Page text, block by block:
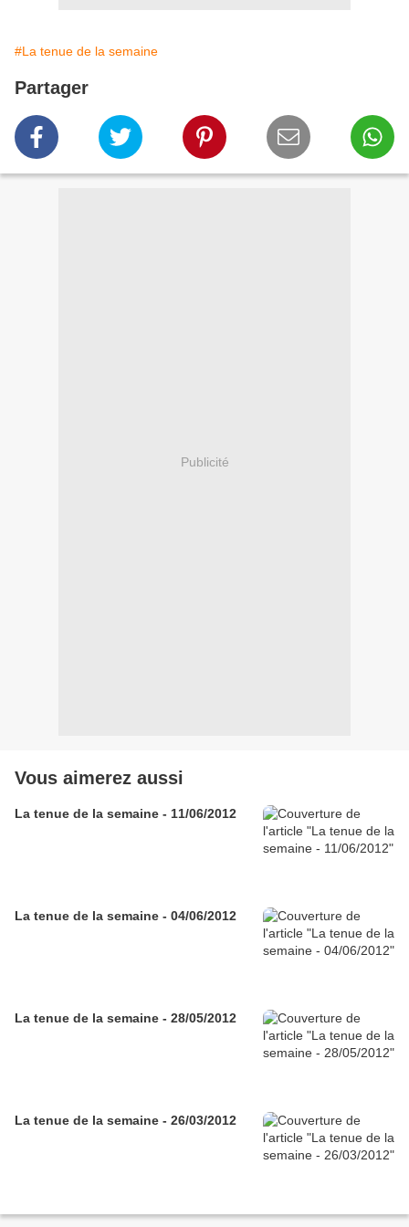
#La tenue de la semaine
Partager
Publicité
Vous aimerez aussi
La tenue de la semaine - 11/06/2012
La tenue de la semaine - 04/06/2012
La tenue de la semaine - 28/05/2012
La tenue de la semaine - 26/03/2012